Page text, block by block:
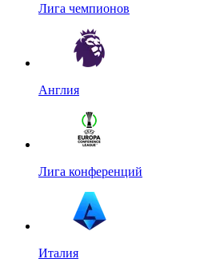
Лига чемпионов
Англия
Лига конференций
Италия